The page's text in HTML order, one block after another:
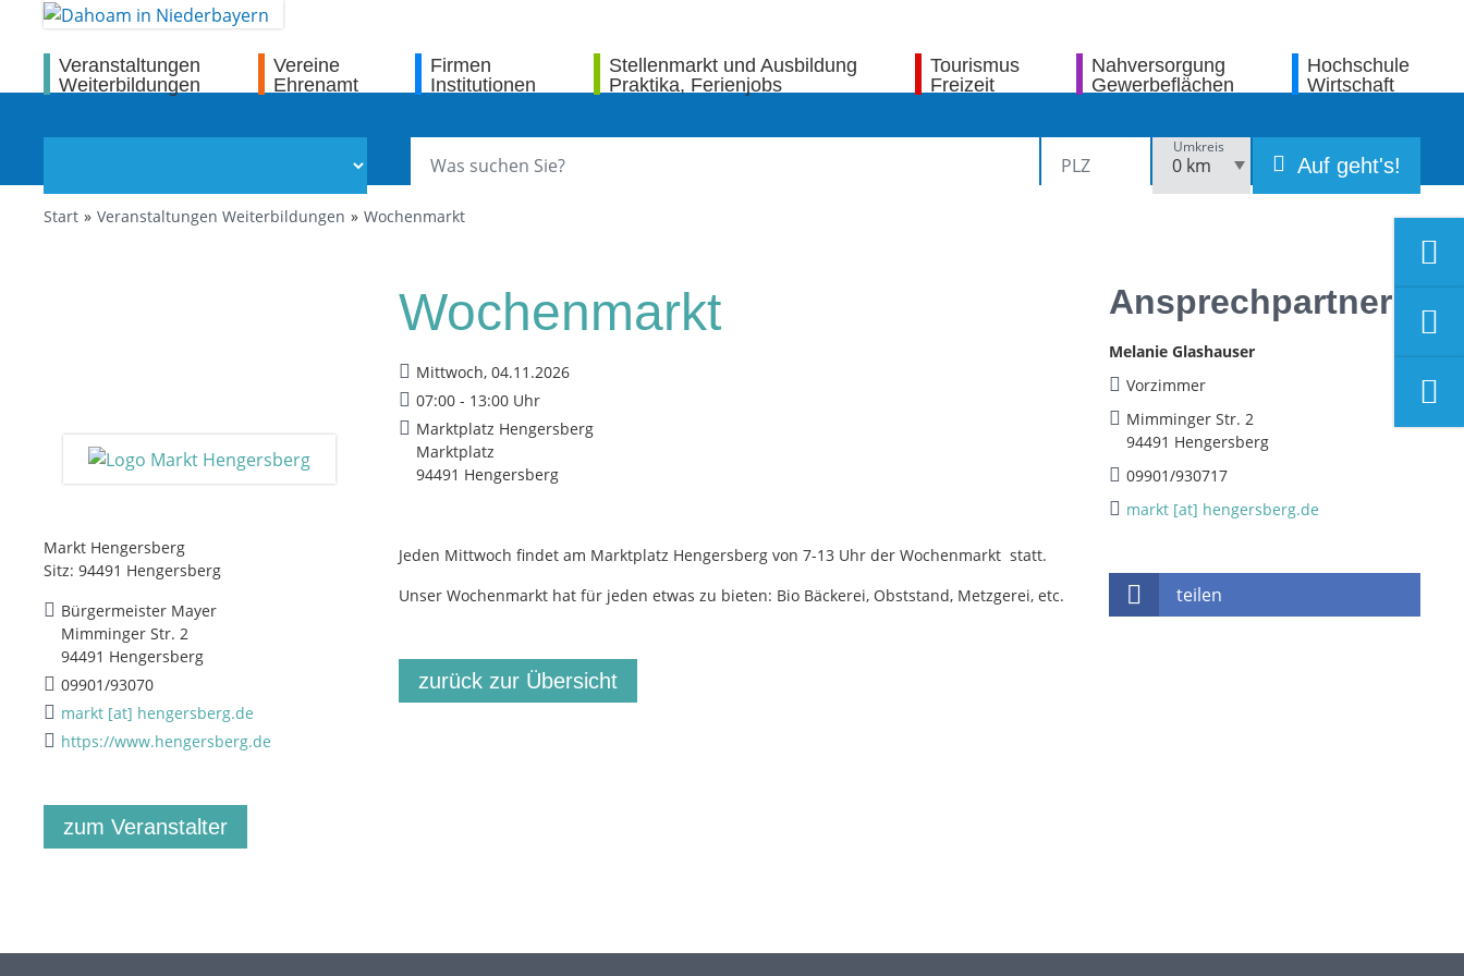
Veranstaltungen
Weiterbildungen
Vereine
Ehrenamt
Firmen
Institutionen
Stellenmarkt und Ausbildung
Praktika, Ferienjobs
Tourismus
Freizeit
Nahversorgung
Gewerbeflächen
Hochschule
Wirtschaft
Umkreis
Auf geht's!
Start Veranstaltungen Weiterbildungen Wochenmarkt
Markt Hengersberg
Sitz: 94491 Hengersberg
Bürgermeister Mayer
Mimminger Str. 2
94491 Hengersberg
09901/93070
markt [at] hengersberg.de
https://www.hengersberg.de
zum Veranstalter
Wochenmarkt
Mittwoch, 04.11.2026
07:00 - 13:00 Uhr
Marktplatz Hengersberg
Marktplatz
94491 Hengersberg
Jeden Mittwoch findet am Marktplatz Hengersberg von 7-13 Uhr der Wochenmarkt statt.
Unser Wochenmarkt hat für jeden etwas zu bieten: Bio Bäckerei, Obststand, Metzgerei, etc.
zurück zur Übersicht
Ansprechpartner
Melanie Glashauser
Vorzimmer
Mimminger Str. 2
94491 Hengersberg
09901/930717
markt [at] hengersberg.de
teilen